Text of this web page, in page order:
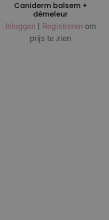
Caniderm balsem +
démeleur
Inloggen | Registreren om
prijs te zien